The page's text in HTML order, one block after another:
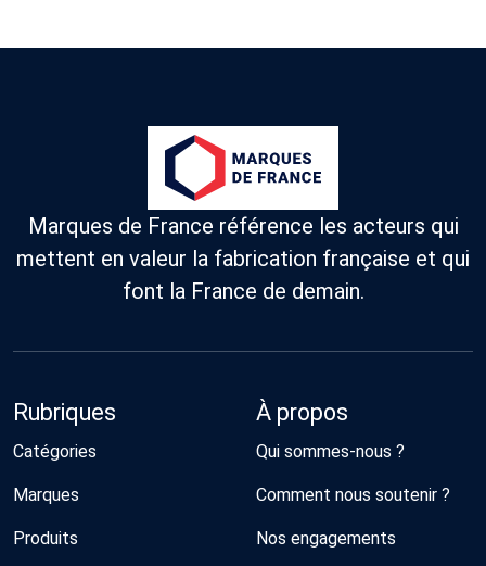
Marques de France référence les acteurs qui
mettent en valeur la fabrication française et qui
font la France de demain.
Rubriques
Catégories
Marques
Produits
À propos
Qui sommes-nous ?
Comment nous soutenir ?
Nos engagements